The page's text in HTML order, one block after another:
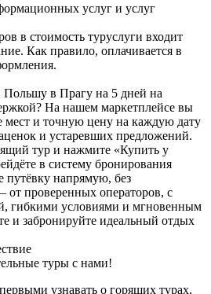
услуг и услуг
в стоимость туруслуги входит
Как правило, оплачивается в
в Прагу на 5 дней на
На нашем маркетплейсе вы
мест и точную цену на каждую дату
и устаревших предложений.
тур и нажмите «Купить у
в систему бронирования
путёвку напрямую, без
проверенных операторов, с
гибкими условиями и мгновенным
и забронируйте идеальный отдых
туры с нами!
узнавать о горящих турах,